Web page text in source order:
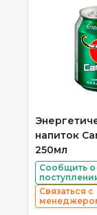
напиток
250мл
Сообщить о
Связаться с